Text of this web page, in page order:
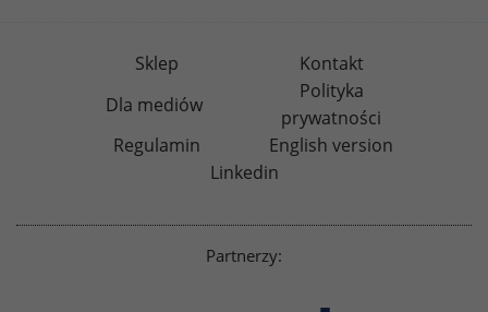
Sklep
Kontakt
Dla mediów
Polityka
prywatności
Regulamin
English version
Linkedin
Partnerzy: